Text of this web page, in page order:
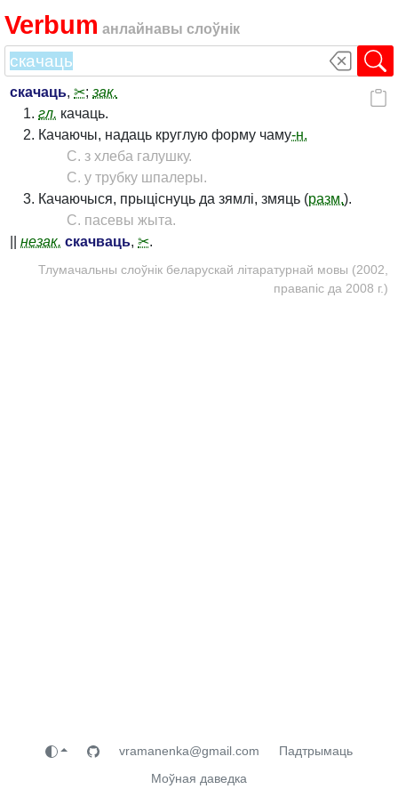
Verbum анлайнавы слоўнік
скачаць, ✂; зак.
гл. качаць.
Качаючы, надаць круглую форму чаму-н.
С. з хлеба галушку.
С. у трубку шпалеры.
Качаючыся, прыціснуць да зямлі, змяць (разм.).
С. пасевы жыта.
незак. скачваць, ✂.
Тлумачальны слоўнік беларускай літаратурнай мовы (2002,
правапіс да 2008 г.)
vramanenka@gmail.com
Падтрымаць
Моўная даведка